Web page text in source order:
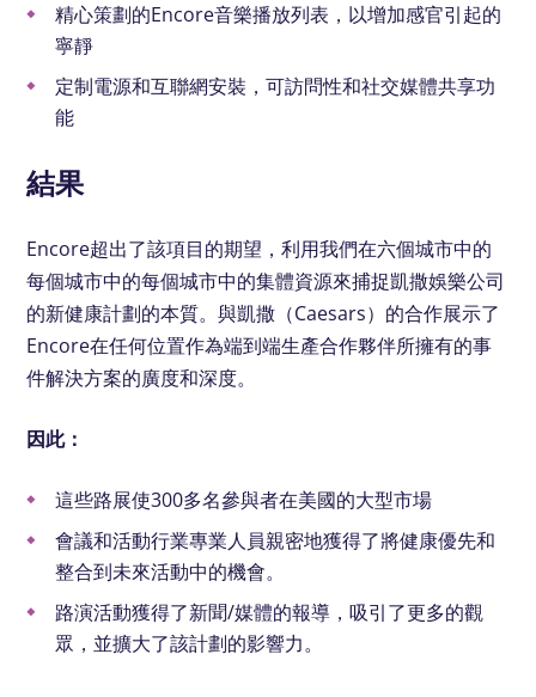
精心策劃的Encore音樂播放列表，以增加感官引起的
寧靜
定制電源和互聯網安裝，可訪問性和社交媒體共享功
能
結果
Encore超出了該項目的期望，利用我們在六個城市中的
每個城市中的每個城市中的集體資源來捕捉凱撒娛樂公司
的新健康計劃的本質。與凱撒（Caesars）的合作展示了
Encore在任何位置作為端到端生產合作夥伴所擁有的事
件解決方案的廣度和深度。
因此：
這些路展使300多名參與者在美國的大型市場
會議和活動行業專業人員親密地獲得了將健康優先和
整合到未來活動中的機會。
路演活動獲得了新聞/媒體的報導，吸引了更多的觀
眾，並擴大了該計劃的影響力。